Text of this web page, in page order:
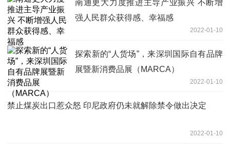
南通更大力度推进主导产业振兴 不断增
强人民群众获得感、幸福感
2022-01-10
探索新的“人货场”，来深圳国际自有品牌
展暨新消费品展（MARCA）
2022-01-10
禁止煤炭出口惹众怒 印尼政府仍未就解除禁令做出决定
2022-01-10